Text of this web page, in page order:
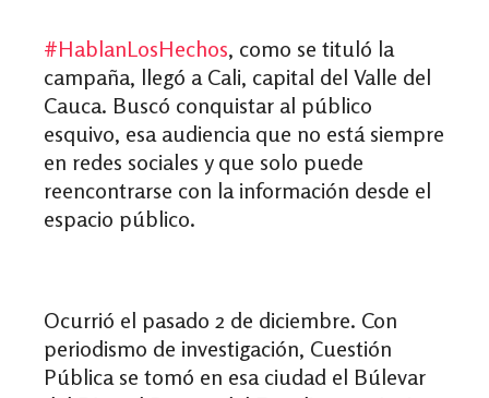
#HablanLosHechos, como se tituló la
campaña, llegó a Cali, capital del Valle del
Cauca. Buscó conquistar al público
esquivo, esa audiencia que no está siempre
en redes sociales y que solo puede
reencontrarse con la información desde el
espacio público.
Ocurrió el pasado 2 de diciembre. Con
periodismo de investigación, Cuestión
Pública se tomó en esa ciudad el Búlevar